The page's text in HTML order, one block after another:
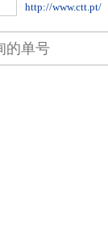
http://www.ctt.pt/